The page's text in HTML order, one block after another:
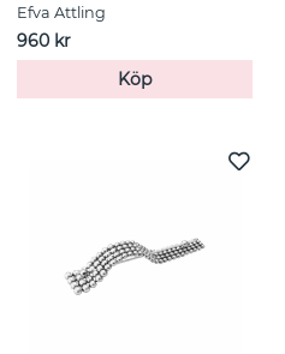
Efva Attling
960 kr
Köp